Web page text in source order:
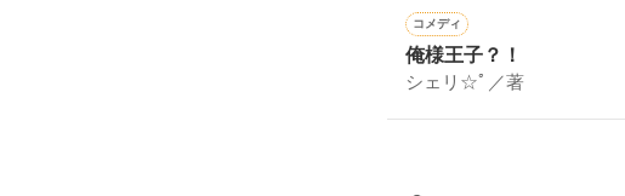
みんなが本当に幸せになる
「あんなあんな凛っ」
コメディ
俺様王子？！
シェリ☆ﾟ／著